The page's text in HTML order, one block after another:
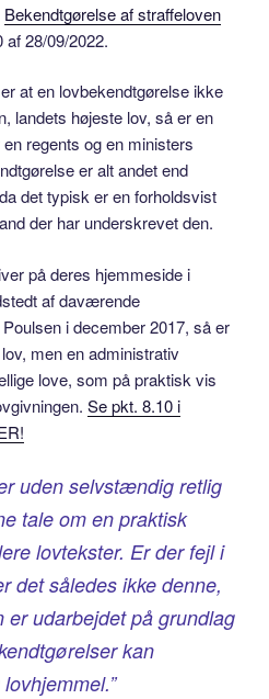
Bekendtgørelse af straffeloven
af 28/09/2022.
at en lovbekendtgørelse ikke
landets højeste lov, så er en
regents og en ministers
er alt andet end
det typisk er en forholdsvist
der har underskrevet den.
på deres hjemmeside i
af daværende
i december 2017, så er
men en administrativ
love, som på praktisk vis
Se pkt. 8.10 i
uden selvstændig retlig
tale om en praktisk
lovtekster. Er der fejl i
det således ikke denne,
er udarbejdet på grundlag
kan